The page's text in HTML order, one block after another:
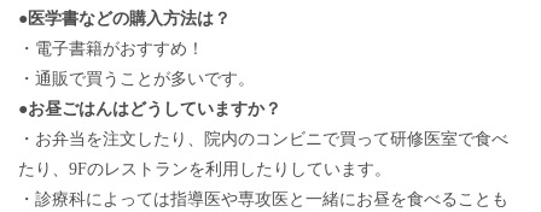
●医学書などの購入方法は？
・電子書籍がおすすめ！
・通販で買うことが多いです。
●お昼ごはんはどうしていますか？
・お弁当を注文したり、院内のコンビニで買って研修医室で食べ
たり、9Fのレストランを利用したりしています。
・診療科によっては指導医や専攻医と一緒にお昼を食べることも